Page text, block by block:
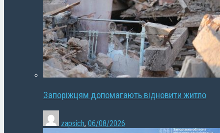
Запоріжцям допомагають відновити житло
zapsich, 06/08/2026